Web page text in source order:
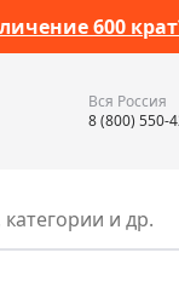
600
Вся Россия
8 (800) 550-